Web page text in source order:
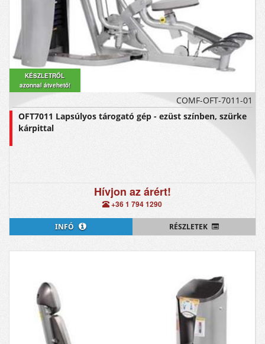
KÉSZLETRŐL
azonnal átvehető!
COMF-OFT-7011-01
OFT7011 Lapsúlyos tárogató gép - ezüst színben, szürke
kárpittal
Hívjon az árért!
+36 1 794 1290
RÉSZLETEK
INFÓ